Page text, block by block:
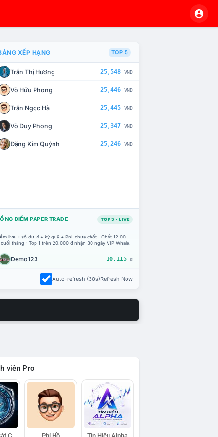
CHẾ TÀI XỬ LÝ VI PHẠM
XẾP HẠNG TOP 5
Trần Thị Hương 25,548 VNĐ
Võ Hữu Phong 25,446 VNĐ
Trần Ngọc Hà 25,445 VNĐ
Võ Duy Phong 25,347 VNĐ
Đặng Kim Quỳnh 25,246 VNĐ
ĐIỂM PAPER TRADE TOP 5 · LIVE
live = số dư ví + ký quỹ + PnL chưa chốt · Chốt 12:00
tháng · Top 1 trên 20.000 đ nhận 30 ngày VIP Whale.
Demo123 10.115 đ
Auto-refresh (30s)Refresh Now
viên Pro
Đội Trinh Sát Cá Voi Phí Hồ Tín Hiệu Alpha